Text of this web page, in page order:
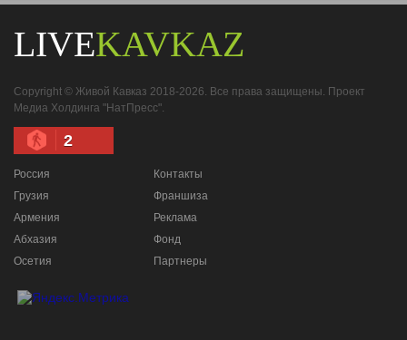
LIVEKAVKAZ
Copyright © Живой Кавказ 2018-2026. Все права защищены. Проект
Медиа Холдинга "НатПресс".
2
Россия
Грузия
Армения
Абхазия
Осетия
Контакты
Франшиза
Реклама
Фонд
Партнеры